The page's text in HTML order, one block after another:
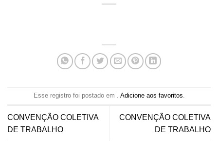
Esse registro foi postado em . Adicione aos favoritos.
CONVENÇÃO COLETIVA
DE TRABALHO
CONVENÇÃO COLETIVA
DE TRABALHO